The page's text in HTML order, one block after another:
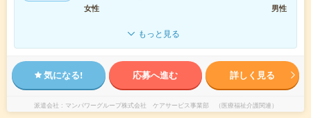
女性
男性
もっと見る
気になる! 応募へ進む 詳しく見る
派遣会社 マンパワーグループ株式会社 ケアサービス事業部 （医療福祉介護関連）